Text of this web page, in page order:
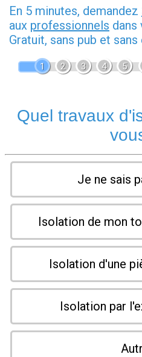
En 5 minutes, demandez
aux professionnels dans
Gratuit, sans pub et sans
1 2 3 4 5
Quel travaux
Je ne sais
Isolation de mon
Isolation d'une
Isolation par